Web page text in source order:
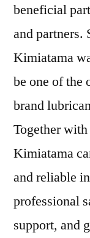
beneficial
and partners.
Kimiatama
be one of
brand
Together
Kimiatama
and reliable
professional
support, and